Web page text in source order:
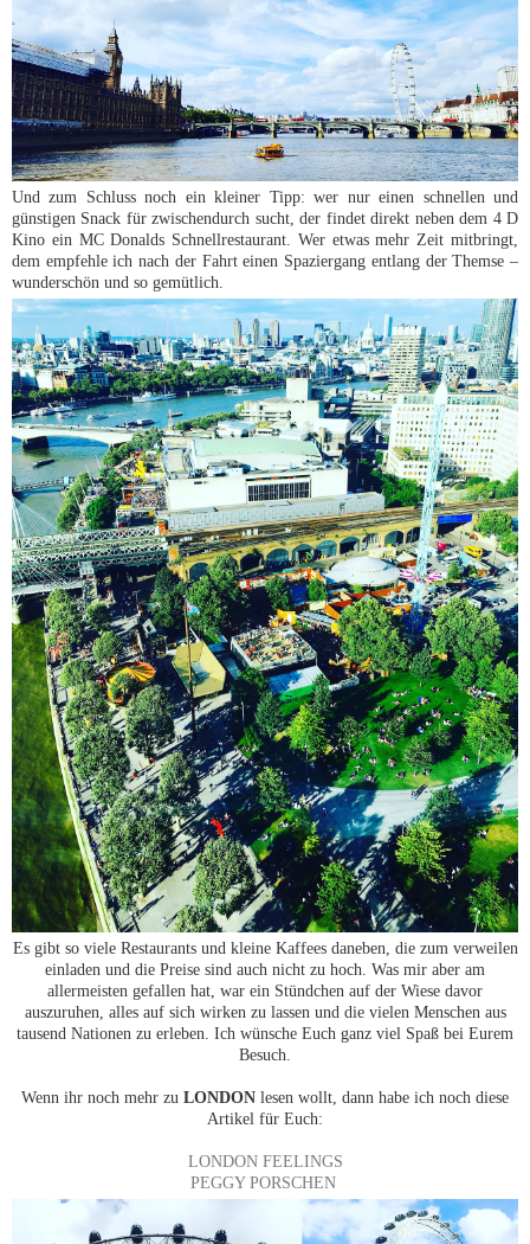
Und zum Schluss noch ein kleiner Tipp: wer nur einen schnellen und
günstigen Snack für zwischendurch sucht, der findet direkt neben dem 4 D
Kino ein MC Donalds Schnellrestaurant. Wer etwas mehr Zeit mitbringt,
dem empfehle ich nach der Fahrt einen Spaziergang entlang der Themse –
wunderschön und so gemütlich.
Es gibt so viele Restaurants und kleine Kaffees daneben, die zum verweilen
einladen und die Preise sind auch nicht zu hoch. Was mir aber am
allermeisten gefallen hat, war ein Stündchen auf der Wiese davor
auszuruhen, alles auf sich wirken zu lassen und die vielen Menschen aus
tausend Nationen zu erleben. Ich wünsche Euch ganz viel Spaß bei Eurem
Besuch.
Wenn ihr noch mehr zu LONDON lesen wollt, dann habe ich noch diese
Artikel für Euch:
LONDON FEELINGS
PEGGY PORSCHEN